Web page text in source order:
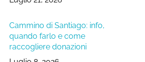
Cammino di Santiago: info,
quando farlo e come
raccogliere donazioni